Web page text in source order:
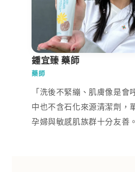
鍾宜臻 藥師
藥師
「洗後不緊繃、肌膚像是會
中也不含石化來源清潔劑，
孕婦與敏感肌族群十分友善